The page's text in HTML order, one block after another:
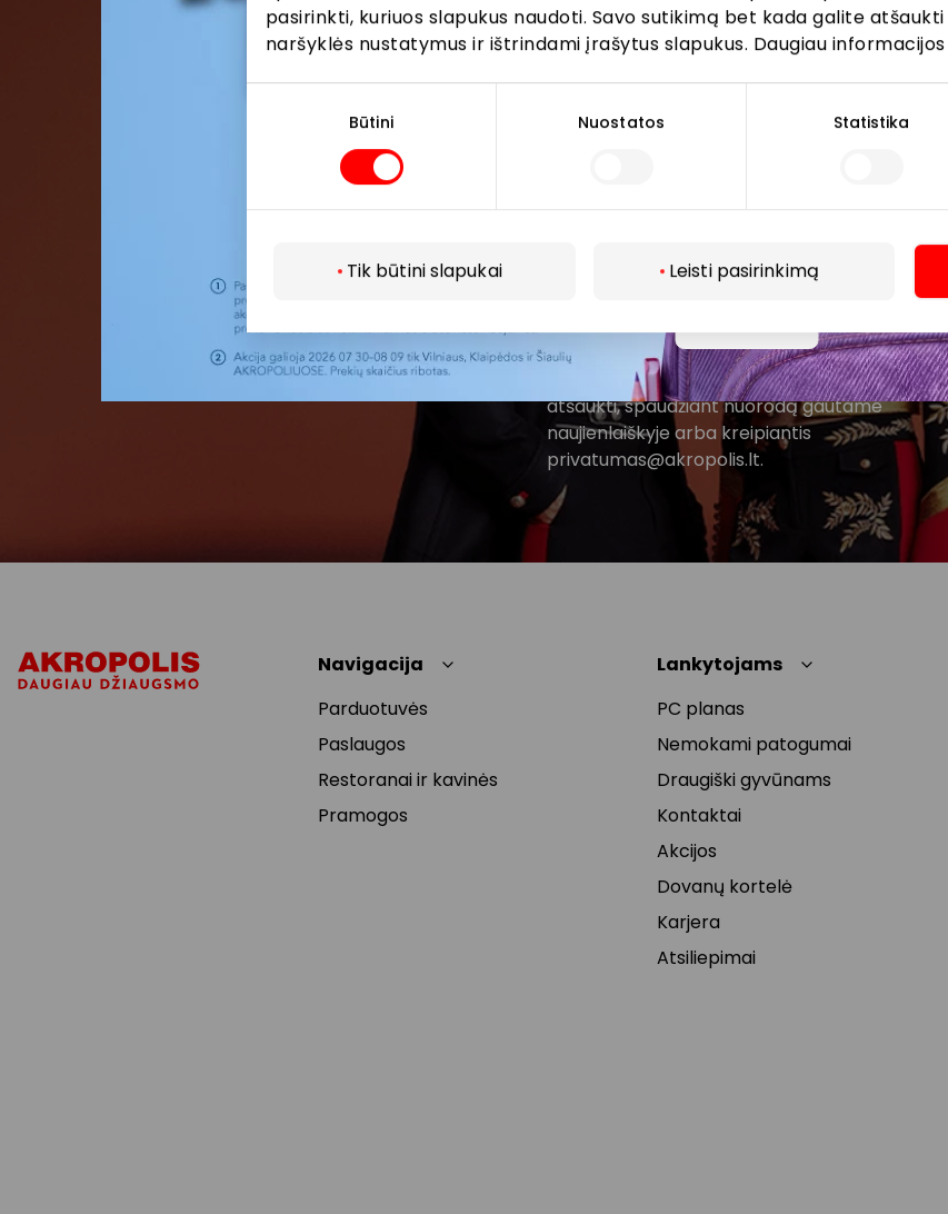
pasirinkti, kuriuos slapukus naudoti. Savo sutikimą bet kada galite
naršyklės nustatymus ir ištrindami įrašytus slapukus. Daugiau
Būtini Nuostatos Statistika
Tik būtini slapukai Leisti pasirinkimą
Pirmieji sužinokite apie geriausius pasiūlymus, renginius ir
AKROPOLIS prekybos centro.
Spustelėdamas „Prenumeruoti“ sutinki gauti
AKROPOLIS naujienas. Dėl to AKROPOLIS
UAB Tavo el. pašto duomenis tvarkys
siuntimo tikslu. Sutikimą galėsi bet kuriuo metu
atšaukti, spaudžiant nuorodą gautame
naujienlaiškyje arba kreipiantis
privatumas@akropolis.lt.
Navigacija
Parduotuvės
Paslaugos
Restoranai ir kavinės
Pramogos
Lankytojams
PC planas
Nemokami patogumai
Draugiški gyvūnams
Kontaktai
Akcijos
Dovanų kortelė
Karjera
Atsiliepimai